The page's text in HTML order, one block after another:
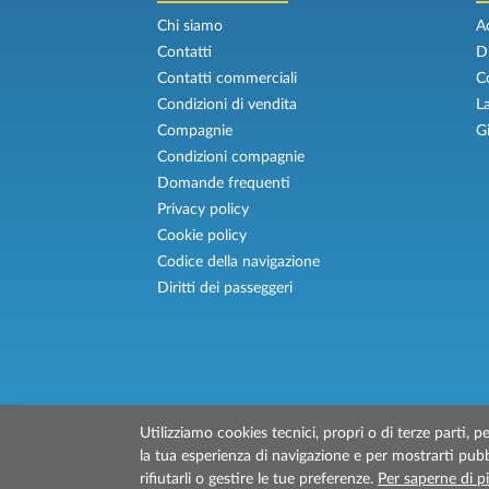
Chi siamo
Contatti
Contatti commerciali
Condizioni di vendita
Compagnie
Condizioni compagnie
Domande frequenti
Privacy policy
Cookie policy
Codice della navigazione
Diritti dei passeggeri
© 2026 Traghettilines è gestito da
P.IVA/C.F./Iscr. Reg. Imp. CCIAA Liv.
Utilizziamo cookies tecnici, propri o di terze parti,
la tua esperienza di navigazione e per mostrarti
rifiutarli o gestire le tue preferenze. Per saperne di